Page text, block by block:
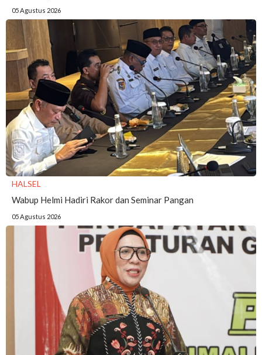
05 Agustus 2026
HALSEL
Wabup Helmi Hadiri Rakor dan Seminar Pangan
05 Agustus 2026